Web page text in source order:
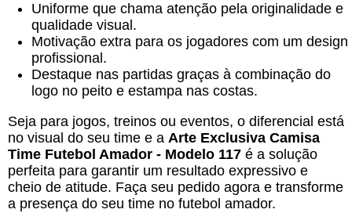
Uniforme que chama atenção pela originalidade e
qualidade visual.
Motivação extra para os jogadores com um design
profissional.
Destaque nas partidas graças à combinação do
logo no peito e estampa nas costas.
Seja para jogos, treinos ou eventos, o diferencial está
no visual do seu time e a Arte Exclusiva Camisa
Time Futebol Amador - Modelo 117 é a solução
perfeita para garantir um resultado expressivo e
cheio de atitude. Faça seu pedido agora e transforme
a presença do seu time no futebol amador.